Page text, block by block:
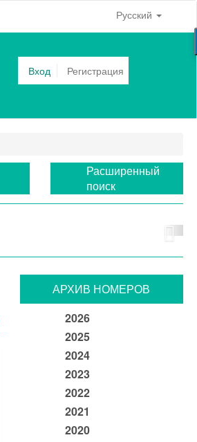
Русский
Вход Регистрация
Расширенный
поиск
АРХИВ НОМЕРОВ
2026
2025
2024
2023
2022
2021
2020